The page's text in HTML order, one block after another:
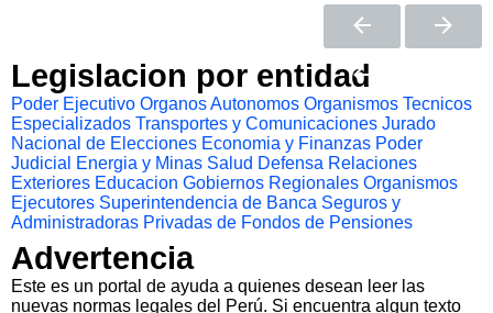
Legislacion por entidad
Poder Ejecutivo Organos Autonomos Organismos Tecnicos
Especializados Transportes y Comunicaciones Jurado
Nacional de Elecciones Economia y Finanzas Poder
Judicial
Energia y Minas Salud Defensa Relaciones
Exteriores Educacion Gobiernos Regionales Organismos
Ejecutores Superintendencia de Banca Seguros y
Administradoras Privadas de Fondos de Pensiones
Advertencia
Este es un portal de ayuda a quienes desean leer las
nuevas normas legales del Perú. Si encuentra algun texto